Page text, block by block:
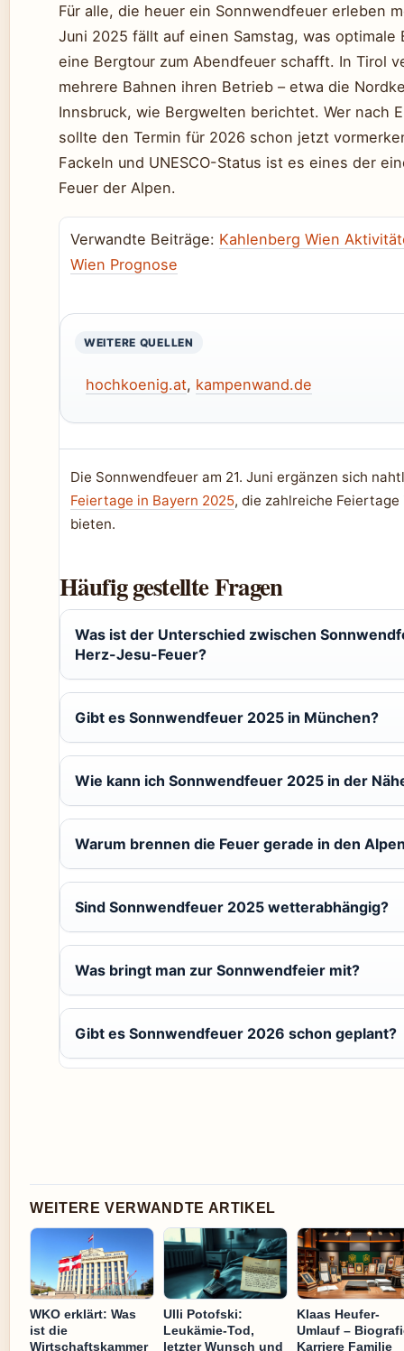
Für alle, die heuer ein Sonnwendfeuer erleben
Juni 2025 fällt auf einen Samstag, was optimale
eine Bergtour zum Abendfeuer schafft. In Tirol
mehrere Bahnen ihren Betrieb – etwa die
Innsbruck, wie Bergwelten berichtet. Wer nach
sollte den Termin für 2026 schon jetzt
Fackeln und UNESCO-Status ist es eines der
Feuer der Alpen.
Verwandte Beiträge: Kahlenberg Wien
Wien Prognose
WEITERE QUELLEN
hochkoenig.at, kampenwand.de
Die Sonnwendfeuer am 21. Juni ergänzen sich
Feiertage in Bayern 2025, die zahlreiche Feiertage
bieten.
Häufig gestellte Fragen
Was ist der Unterschied zwischen
Herz-Jesu-Feuer?
Gibt es Sonnwendfeuer 2025 in München?
Wie kann ich Sonnwendfeuer 2025 in der
Warum brennen die Feuer gerade in den
Sind Sonnwendfeuer 2025 wetterabhängig?
Was bringt man zur Sonnwendfeier mit?
Gibt es Sonnwendfeuer 2026 schon geplant?
WEITERE VERWANDTE ARTIKEL
WKO erklärt: Was
ist die
Wirtschaftskammer
Ulli Potofski:
Leukämie-Tod,
letzter Wunsch und
Klaas Heufer-
Umlauf –
Karriere Familie